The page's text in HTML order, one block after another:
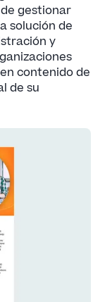
gestionar
solución de
y
contenido de
de su